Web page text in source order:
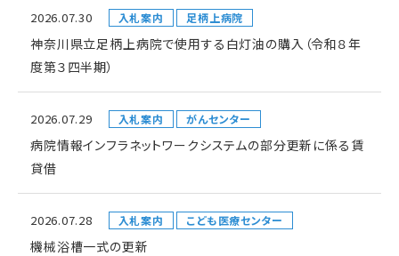
2026.07.30 入札案内 足柄上病院
神奈川県立足柄上病院で使用する白灯油の購入（令和８年
度第３四半期）
2026.07.29 入札案内 がんセンター
病院情報インフラネットワークシステムの部分更新に係る賃
貸借
2026.07.28 入札案内 こども医療センター
機械浴槽一式の更新